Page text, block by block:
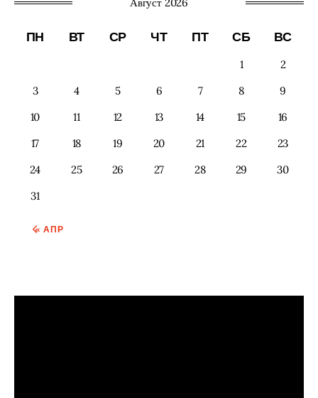
Август 2026
ПН ВТ СР ЧТ ПТ СБ ВС
1
2
3
4 5 6 7 8
9
10
11 12 13 14 15
16
17
18 19 20 21 22
23
24
25 26 27 28 29
30
31
« АПР